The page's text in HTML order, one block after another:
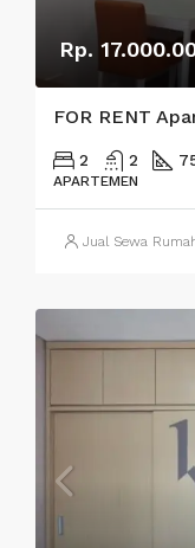
Rp.
FOR RENT
2 2
APARTEMEN
Jual Sewa